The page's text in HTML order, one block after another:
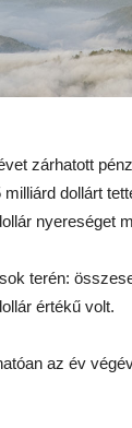
zárhatott
dollárt
nyereséget
terén:
értékű volt.
az év